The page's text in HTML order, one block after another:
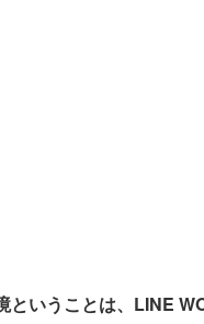
いうことは、LINE